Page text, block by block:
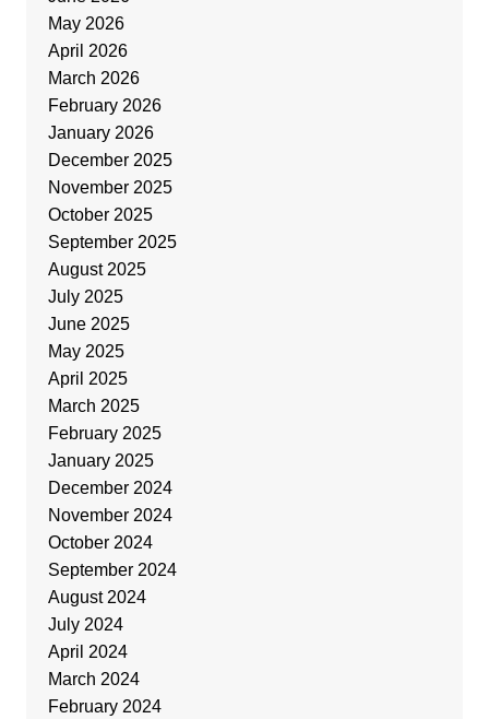
May 2026
April 2026
March 2026
February 2026
January 2026
December 2025
November 2025
October 2025
September 2025
August 2025
July 2025
June 2025
May 2025
April 2025
March 2025
February 2025
January 2025
December 2024
November 2024
October 2024
September 2024
August 2024
July 2024
April 2024
March 2024
February 2024